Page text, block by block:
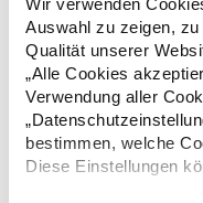
Auswahl zu zeigen,
Qualität unserer
„Alle Cookies
Verwendung aller
bestimmen, welche
Diese Einstellungen
PassformGrammatur:
65% Baumwolle / 35%
Produktsicherheit: Herst.-
GmbH Dr.-Robert-
Deutschland E-Mail:
* Preise inkl. gesetzlicher